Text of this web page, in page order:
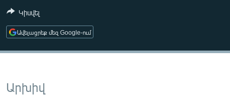
ՁԳՏԵԼՈՎ ԼԱՎԱԳՈՒՅՆԻՆ
ՓՈԴՔԱՍԹ
English
Կիսվել
Ավելացրեք մեզ Google-ում
Արխիվ